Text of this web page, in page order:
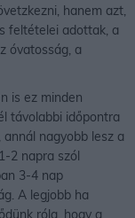
hanem azt,
feltételei adottak, a
óvatosság, a
is ez minden
távolabbi időpontra
nagyobb lesz a
2 napra szól
3-4 nap
A legjobb ha
róla, hogy a